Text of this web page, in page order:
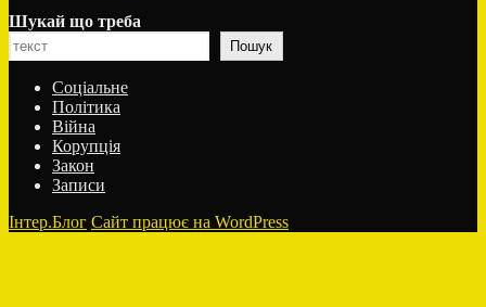
Шукай що треба
Пошук
Соціальне
Політика
Війна
Корупція
Закон
Записи
Інтер.Блог Сайт працює на WordPress